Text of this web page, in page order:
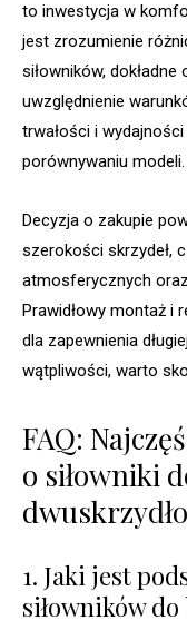
to inwestycja w
jest zrozumienie
siłowników,
uwzględnienie
trwałości i
porównywaniu modeli.
Decyzja o zakupie
szerokości skrzydeł,
atmosferycznych
Prawidłowy montaż i
dla zapewnienia
wątpliwości, warto
FAQ:
o siłowniki
1. Jaki jest
siłowników